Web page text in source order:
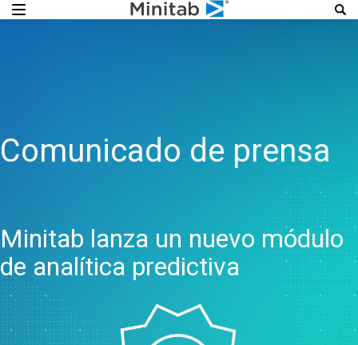
Comunicado de prensa
Minitab lanza un nuevo módulo
de analítica predictiva